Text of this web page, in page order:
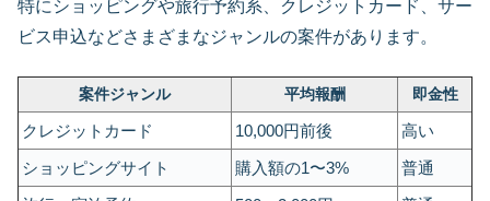
特にショッピングや旅行予約系、クレジットカード、サー
ビス申込などさまざまなジャンルの案件があります。
案件ジャンル 平均報酬 即金性
クレジットカード 10,000円前後
高い
ショッピングサイト
購入額の1〜3%
普通